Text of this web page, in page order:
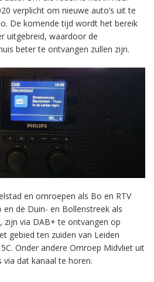
verplicht om nieuwe auto’s uit te
De komende tijd wordt het bereik
uitgebreid, waardoor de
beter te ontvangen zullen zijn.
en omroepen als Bo en RTV
de Duin- en Bollenstreek als
zijn via DAB+ te ontvangen op
gebied ten zuiden van Leiden
Onder andere Omroep Midvliet uit
via dat kanaal te horen.